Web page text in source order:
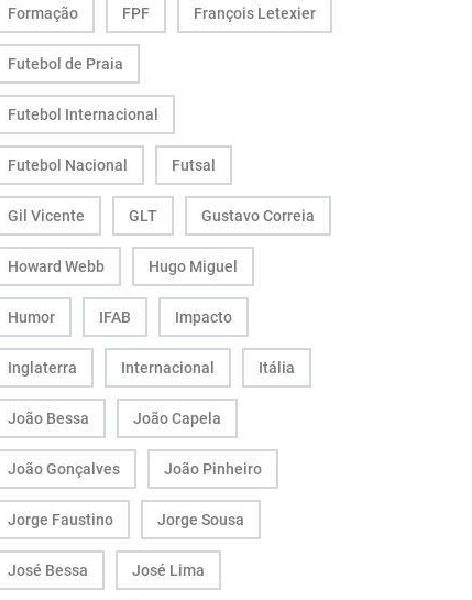
Formação FPF François Letexier
Futebol de Praia
Futebol Internacional
Futebol Nacional Futsal
Gil Vicente GLT Gustavo Correia
Howard Webb Hugo Miguel
Humor IFAB Impacto
Inglaterra Internacional Itália
João Bessa João Capela
João Gonçalves João Pinheiro
Jorge Faustino Jorge Sousa
José Bessa José Lima